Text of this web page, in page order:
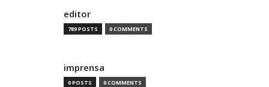
editor
789 POSTS 0 COMMENTS
imprensa
0 POSTS 0 COMMENTS